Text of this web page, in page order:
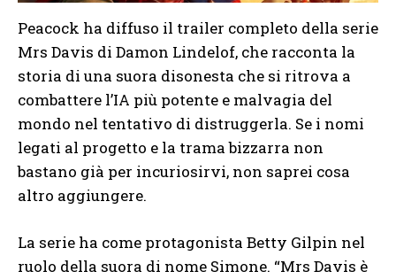
Peacock ha diffuso il trailer completo della serie
Mrs Davis di Damon Lindelof, che racconta la
storia di una suora disonesta che si ritrova a
combattere l’IA più potente e malvagia del
mondo nel tentativo di distruggerla. Se i nomi
legati al progetto e la trama bizzarra non
bastano già per incuriosirvi, non saprei cosa
altro aggiungere.
La serie ha come protagonista Betty Gilpin nel
ruolo della suora di nome Simone. “Mrs Davis è